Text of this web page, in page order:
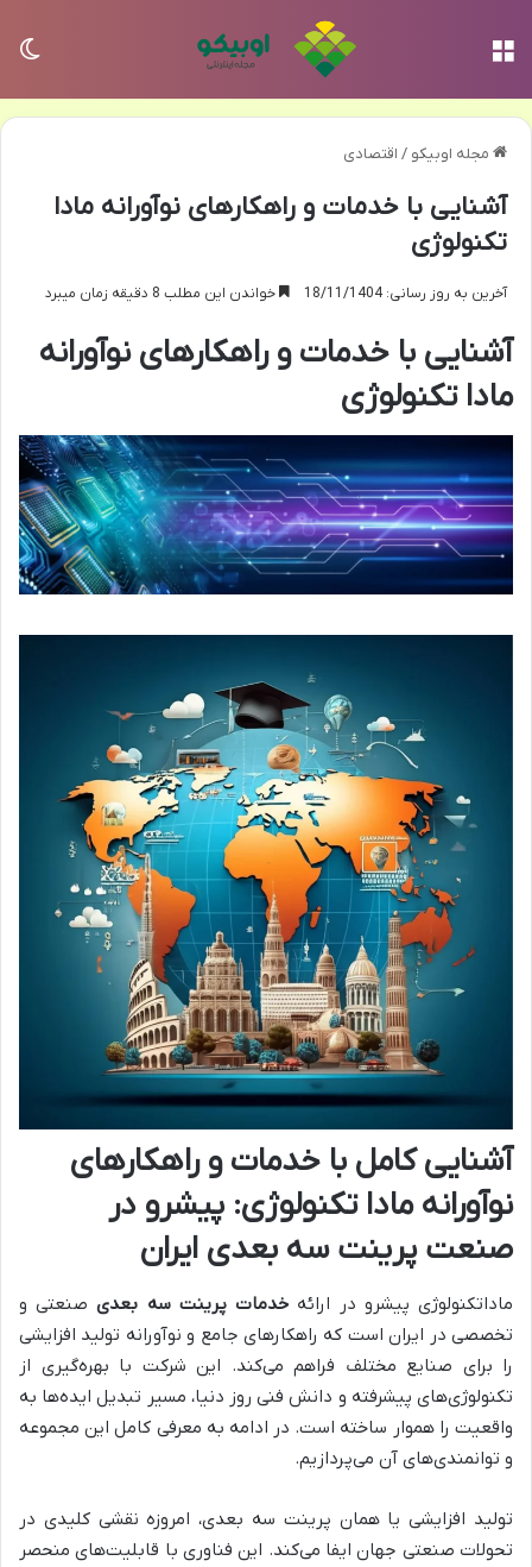
مجله اوبیکو / اقتصادی
آشنایی با خدمات و راهکارهای نوآورانه مادا
تکنولوژی
آخرین به روز رسانی: 18/11/1404 خواندن این مطلب 8 دقیقه زمان میبرد
آشنایی با خدمات و راهکارهای نوآورانه
مادا تکنولوژی
آشنایی کامل با خدمات و راهکارهای
نوآورانه مادا تکنولوژی: پیشرو در
صنعت پرینت سه بعدی ایران
ماداتکنولوژی پیشرو در ارائه خدمات پرینت سه بعدیصنعتی و
تخصصی در ایران است که راهکارهای جامع و نوآورانه تولید افزایشی
را برای صنایع مختلف فراهم می‌کند. این شرکت با بهره‌گیری از
تکنولوژی‌های پیشرفته و دانش فنی روز دنیا، مسیر تبدیل ایده‌ها به
واقعیت را هموار ساخته است. در ادامه به معرفی کامل این مجموعه
و توانمندی‌های آن می‌پردازیم.
تولید افزایشی یا همان پرینت سه بعدی، امروزه نقشی کلیدی در
تحولات صنعتی جهان ایفا می‌کند. این فناوری با قابلیت‌های منحصر